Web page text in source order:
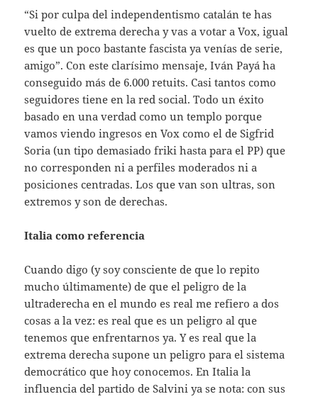
“Si por culpa del independentismo catalán te has
vuelto de extrema derecha y vas a votar a Vox, igual
es que un poco bastante fascista ya venías de serie,
amigo”. Con este clarísimo mensaje, Iván Payá ha
conseguido más de 6.000 retuits. Casi tantos como
seguidores tiene en la red social. Todo un éxito
basado en una verdad como un templo porque
vamos viendo ingresos en Vox como el de Sigfrid
Soria (un tipo demasiado friki hasta para el PP) que
no corresponden ni a perfiles moderados ni a
posiciones centradas. Los que van son ultras, son
extremos y son de derechas.
Italia como referencia
Cuando digo (y soy consciente de que lo repito
mucho últimamente) de que el peligro de la
ultraderecha en el mundo es real me refiero a dos
cosas a la vez: es real que es un peligro al que
tenemos que enfrentarnos ya. Y es real que la
extrema derecha supone un peligro para el sistema
democrático que hoy conocemos. En Italia la
influencia del partido de Salvini ya se nota: con sus